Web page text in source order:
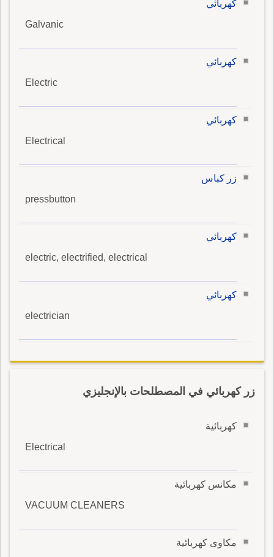
كهربائي
Galvanic
كهربائي
Electric
كهربائي
Electrical
زر كباس
pressbutton
كهربائي
electric, electrified, electrical
كهربائي
electrician
زر كهربائي في المصطلحات بالإنجليزي
كهربائية
Electrical
مكانس كهربائية
VACUUM CLEANERS
مكاوى كهربائية